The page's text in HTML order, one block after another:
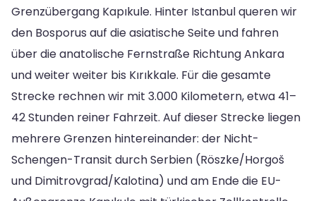
Grenzübergang Kapıkule. Hinter Istanbul queren wir
den Bosporus auf die asiatische Seite und fahren
über die anatolische Fernstraße Richtung Ankara
und weiter weiter bis Kırıkkale. Für die gesamte
Strecke rechnen wir mit 3.000 Kilometern, etwa 41–
42 Stunden reiner Fahrzeit. Auf dieser Strecke liegen
mehrere Grenzen hintereinander: der Nicht-
Schengen-Transit durch Serbien (Röszke/Horgoš
und Dimitrovgrad/Kalotina) und am Ende die EU-